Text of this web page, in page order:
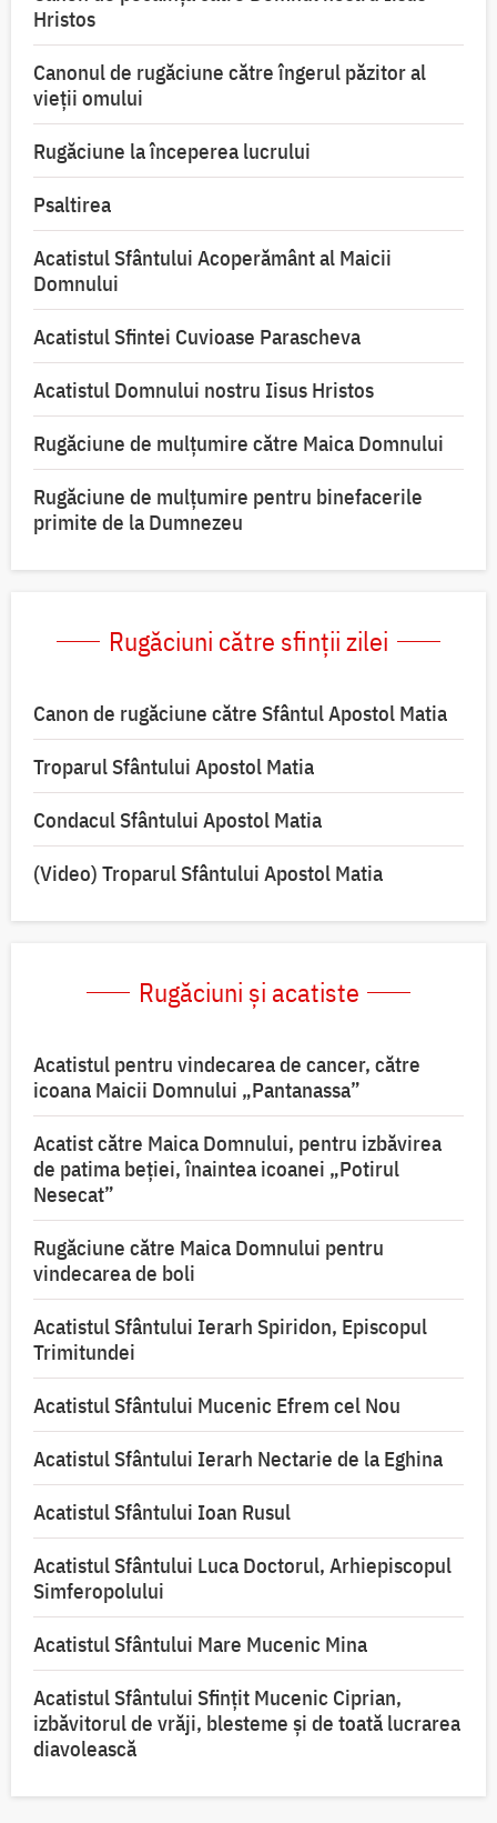
Hristos
Canonul de rugăciune către îngerul păzitor al
vieții omului
Rugăciune la începerea lucrului
Psaltirea
Acatistul Sfântului Acoperământ al Maicii
Domnului
Acatistul Sfintei Cuvioase Parascheva
Acatistul Domnului nostru Iisus Hristos
Rugăciune de mulţumire către Maica Domnului
Rugăciune de mulțumire pentru binefacerile
primite de la Dumnezeu
Rugăciuni către sfinții zilei
Canon de rugăciune către Sfântul Apostol Matia
Troparul Sfântului Apostol Matia
Condacul Sfântului Apostol Matia
(Video) Troparul Sfântului Apostol Matia
Rugăciuni și acatiste
Acatistul pentru vindecarea de cancer, către
icoana Maicii Domnului „Pantanassa”
Acatist către Maica Domnului, pentru izbăvirea
de patima beției, înaintea icoanei „Potirul
Nesecat”
Rugăciune către Maica Domnului pentru
vindecarea de boli
Acatistul Sfântului Ierarh Spiridon, Episcopul
Trimitundei
Acatistul Sfântului Mucenic Efrem cel Nou
Acatistul Sfântului Ierarh Nectarie de la Eghina
Acatistul Sfântului Ioan Rusul
Acatistul Sfântului Luca Doctorul, Arhiepiscopul
Simferopolului
Acatistul Sfântului Mare Mucenic Mina
Acatistul Sfântului Sfințit Mucenic Ciprian,
izbăvitorul de vrăji, blesteme și de toată lucrarea
diavolească